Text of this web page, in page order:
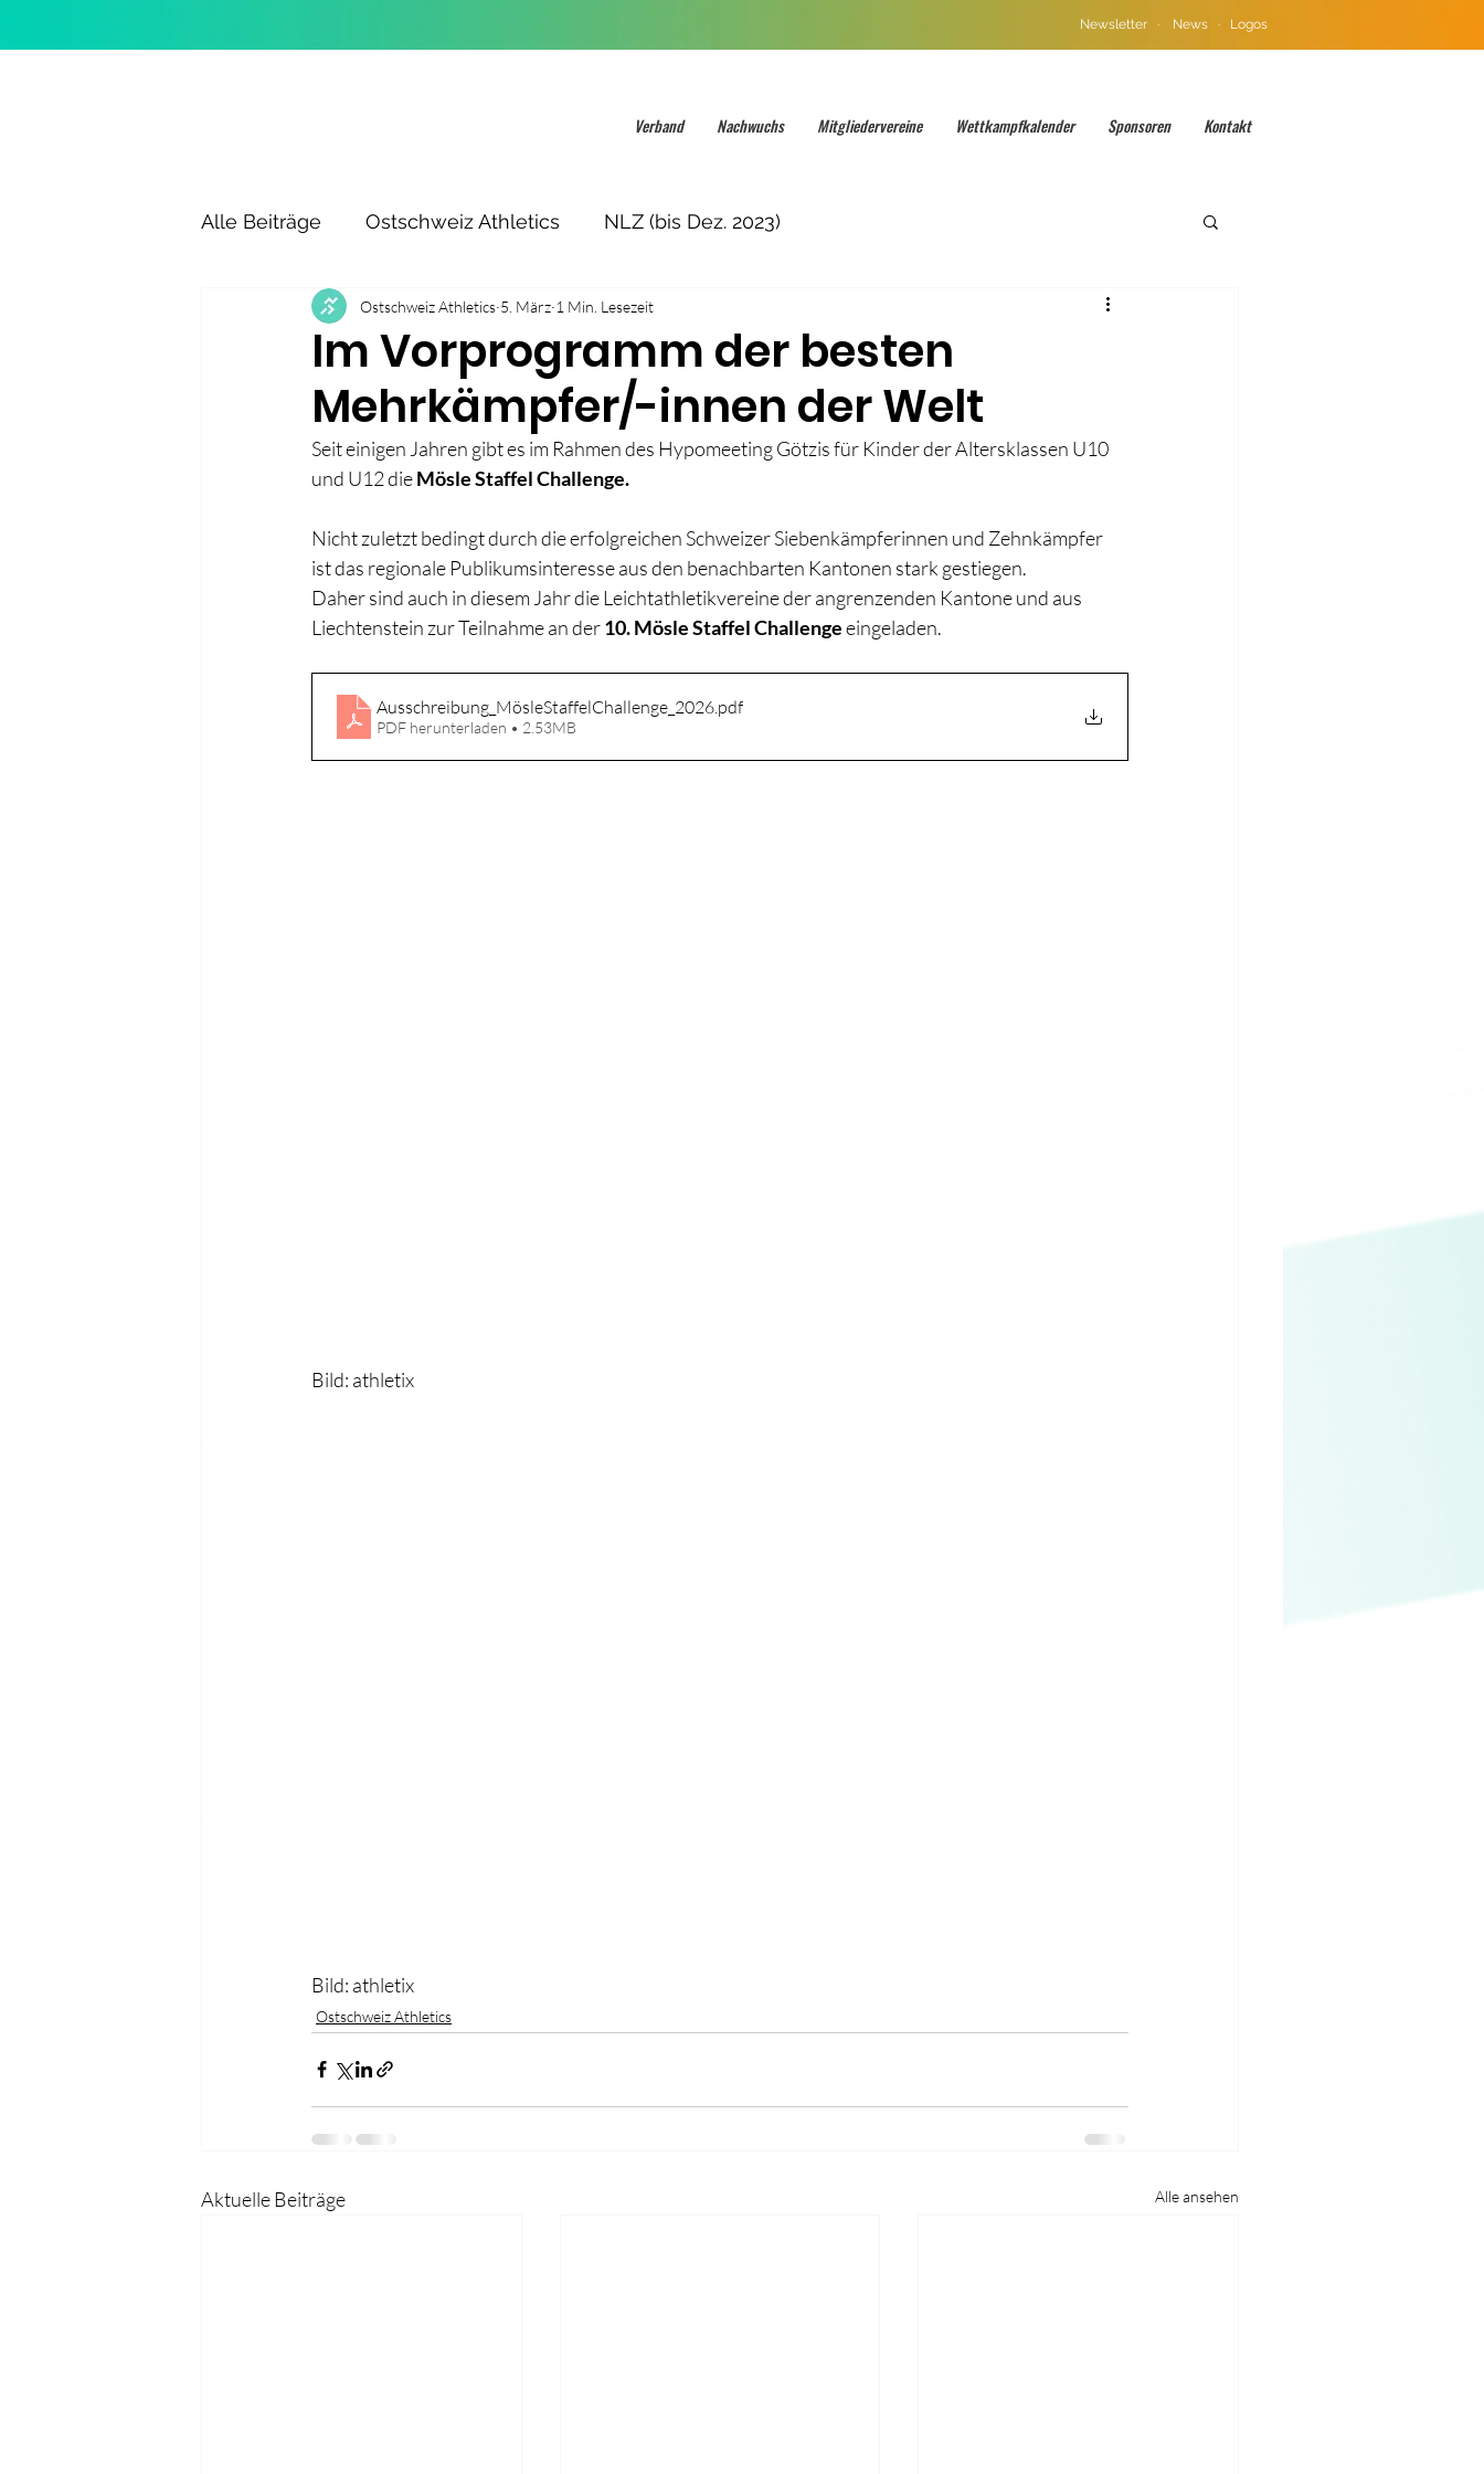
Newsletter · News · Logos
Verband Nachwuchs Mitgliedervereine Wettkampfkalender Sponsoren Kontakt
Alle Beiträge Ostschweiz Athletics NLZ (bis Dez. 2023)
Im Vorprogramm der besten
Mehrkämpfer/-innen der Welt
Ostschweiz Athletics 5. März 1 Min. Lesezeit
Seit einigen Jahren gibt es im Rahmen des Hypomeeting Götzis für Kinder der Altersklassen U10
und U12 die Mösle Staffel Challenge.
Nicht zuletzt bedingt durch die erfolgreichen Schweizer Siebenkämpferinnen und Zehnkämpfer
ist das regionale Publikumsinteresse aus den benachbarten Kantonen stark gestiegen.
Daher sind auch in diesem Jahr die Leichtathletikvereine der angrenzenden Kantone und aus
Liechtenstein zur Teilnahme an der 10. Mösle Staffel Challenge eingeladen.
Ausschreibung_MösleStaffelChallenge_2026.pdf
PDF herunterladen • 2.53MB
Bild: athletix
Bild: athletix
Ostschweiz Athletics
Aktuelle Beiträge Alle ansehen